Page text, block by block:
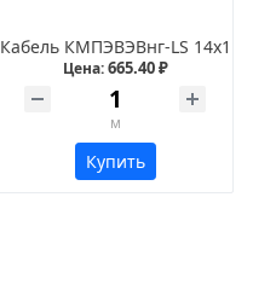
Кабель КМПЭВЭВнг-LS 14х1
Цена:665.40 ₽
м
Купить